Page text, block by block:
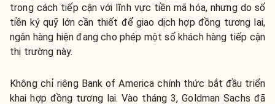
trong cách tiếp cận với lĩnh vực tiền mã hóa, nhưng do số
tiền ký quỹ lớn cần thiết để giao dịch hợp đồng tương lai,
ngân hàng hiện đang cho phép một số khách hàng tiếp cận
thị trường này.
Không chỉ riêng Bank of America chính thức bắt đầu triển
khai hợp đồng tương lai. Vào tháng 3, Goldman Sachs đã